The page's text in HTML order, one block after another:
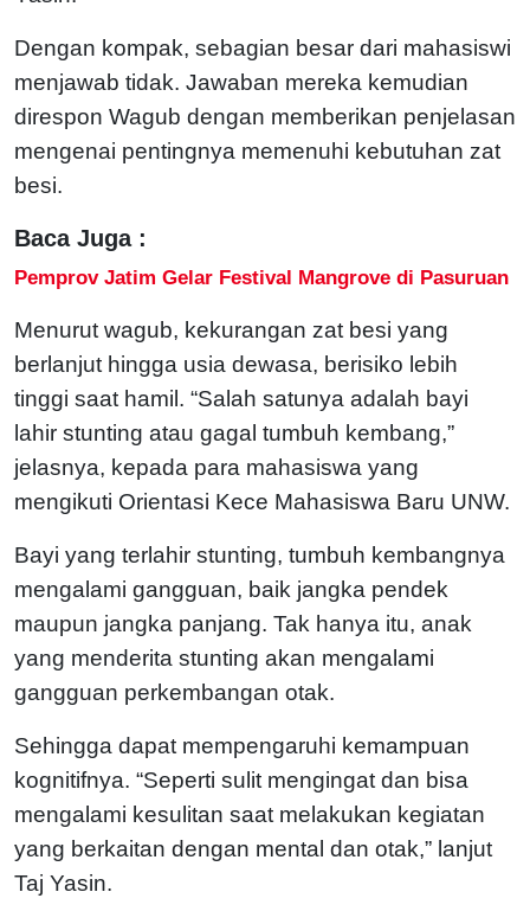
Dengan kompak, sebagian besar dari mahasiswi
menjawab tidak. Jawaban mereka kemudian
direspon Wagub dengan memberikan penjelasan
mengenai pentingnya memenuhi kebutuhan zat
besi.
Baca Juga :
Pemprov Jatim Gelar Festival Mangrove di Pasuruan
Menurut wagub, kekurangan zat besi yang
berlanjut hingga usia dewasa, berisiko lebih
tinggi saat hamil. “Salah satunya adalah bayi
lahir stunting atau gagal tumbuh kembang,”
jelasnya, kepada para mahasiswa yang
mengikuti Orientasi Kece Mahasiswa Baru UNW.
Bayi yang terlahir stunting, tumbuh kembangnya
mengalami gangguan, baik jangka pendek
maupun jangka panjang. Tak hanya itu, anak
yang menderita stunting akan mengalami
gangguan perkembangan otak.
Sehingga dapat mempengaruhi kemampuan
kognitifnya. “Seperti sulit mengingat dan bisa
mengalami kesulitan saat melakukan kegiatan
yang berkaitan dengan mental dan otak,” lanjut
Taj Yasin.